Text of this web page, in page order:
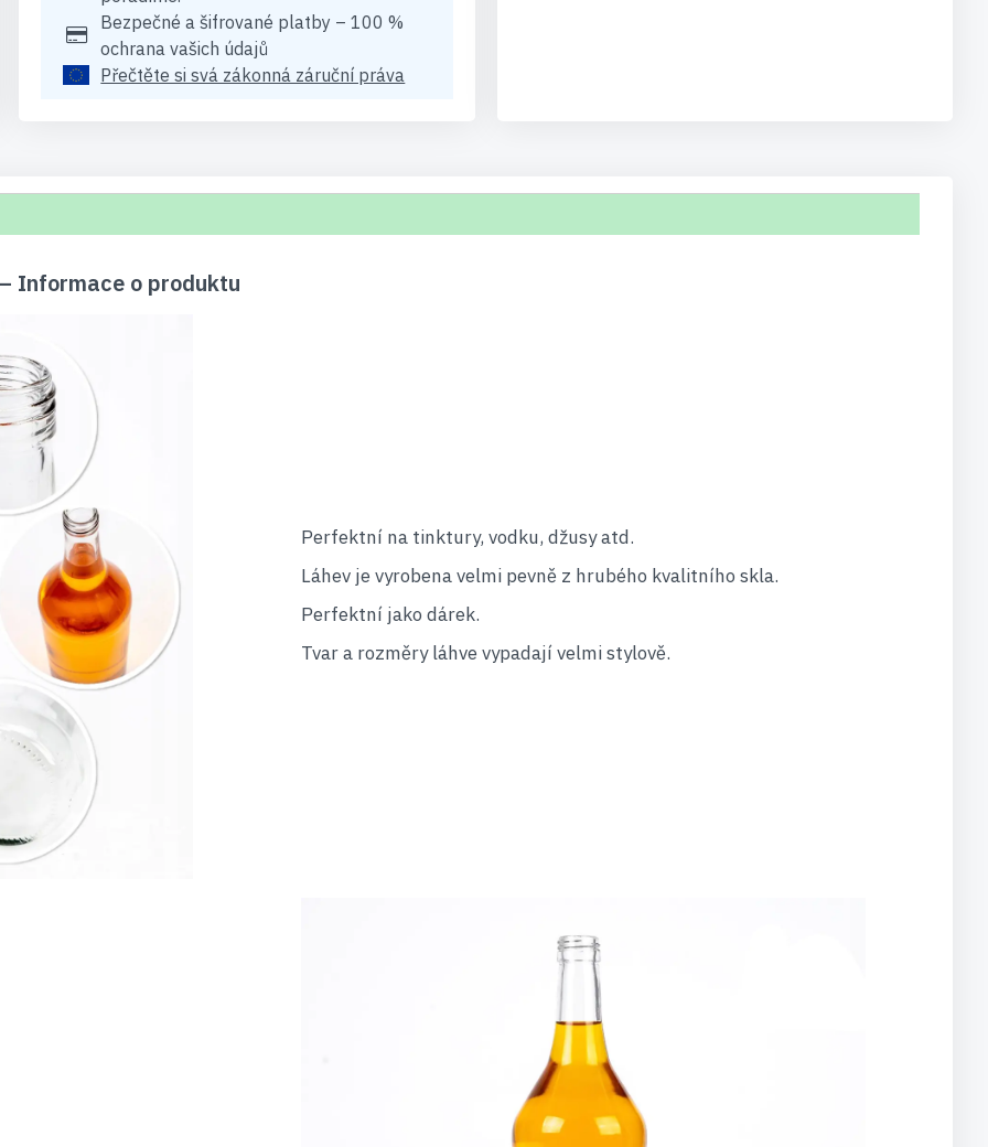
Bezpečné a šifrované platby – 100 %
ochrana vašich údajů
Přečtěte si svá zákonná záruční práva
Informace o produktu
Perfektní na tinktury, vodku, džusy atd.
Láhev je vyrobena velmi pevně z hrubého kvalitního skla.
Perfektní jako dárek.
Tvar a rozměry láhve vypadají velmi stylově.